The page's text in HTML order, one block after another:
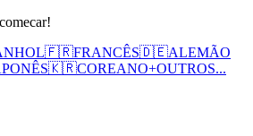
🇫🇷FRANCÊS🇩🇪ALEMÃO
🇰🇷COREANO+OUTROS...